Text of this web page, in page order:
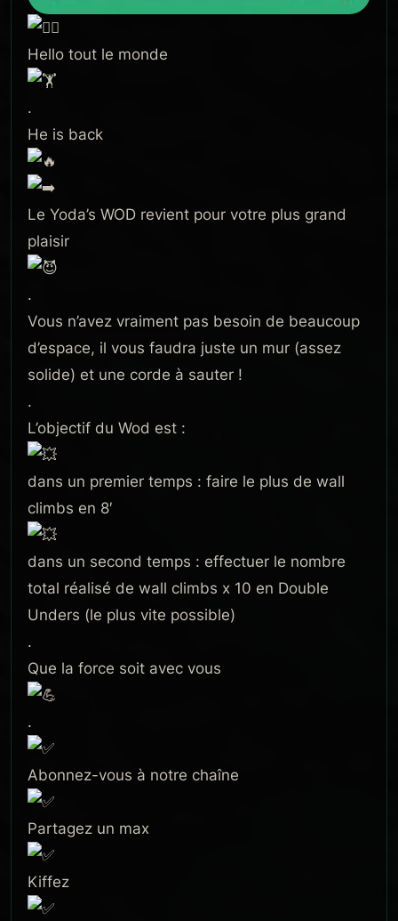
Hello tout le monde
.
He is back
Le Yoda’s WOD revient pour votre plus grand
plaisir
.
Vous n’avez vraiment pas besoin de beaucoup
d’espace, il vous faudra juste un mur (assez
solide) et une corde à sauter !
.
L’objectif du Wod est :
dans un premier temps : faire le plus de wall
climbs en 8′
dans un second temps : effectuer le nombre
total réalisé de wall climbs x 10 en Double
Unders (le plus vite possible)
.
Que la force soit avec vous
.
Abonnez-vous à notre chaîne
Partagez un max
Kiffez